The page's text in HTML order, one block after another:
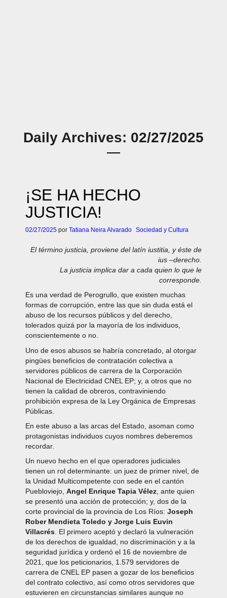
Daily Archives: 02/27/2025
¡SE HA HECHO
JUSTICIA!
02/27/2025 por Tatiana Neira Alvarado Sociedad y Cultura
El término justicia, proviene del latín iustitia, y éste de
ius –derecho.
La justicia implica dar a cada quien lo que le
corresponde.
Es una verdad de Perogrullo, que existen muchas
formas de corrupción, entre las que sin duda está el
abuso de los recursos públicos y del derecho,
tolerados quizá por la mayoría de los individuos,
conscientemente o no.
Uno de esos abusos se habría concretado, al otorgar
pingües beneficios de contratación colectiva a
servidores públicos de carrera de la Corporación
Nacional de Electricidad CNEL EP; y, a otros que no
tienen la calidad de obreros, contraviniendo
prohibición expresa de la Ley Orgánica de Empresas
Públicas.
En este abuso a las arcas del Estado, asoman como
protagonistas individuos cuyos nombres deberemos
recordar.
Un nuevo hecho en el que operadores judiciales
tienen un rol determinante: un juez de primer nivel, de
la Unidad Multicompetente con sede en el cantón
Puebloviejo, Angel Enrique Tapia Vélez, ante quien
se presentó una acción de protección; y, dos de la
corte provincial de la provincia de Los Ríos: Joseph
Rober Mendieta Toledo y Jorge Luis Euvin
Villacrés. El primero aceptó y declaró la vulneración
de los derechos de igualdad, no discriminación y a la
seguridad jurídica y ordenó el 16 de noviembre de
2021, que los peticionarios, 1.579 servidores de
carrera de CNEL EP pasen a gozar de los beneficios
del contrato colectivo, así como otros servidores que
estuvieren en circunstancias similares aunque no